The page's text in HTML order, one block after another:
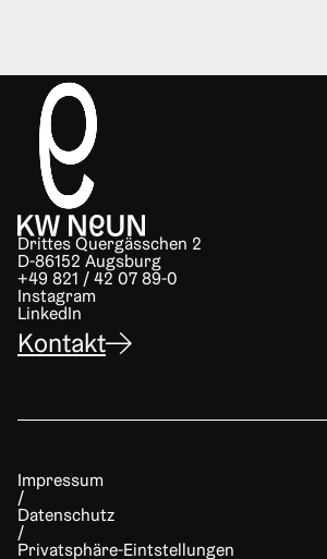
Drittes Quergässchen 2
D-86152 Augsburg
+49 821 / 42 07 89-0
Instagram
LinkedIn
Kontakt
Impressum
Datenschutz
Privatsphäre-Eintstellungen